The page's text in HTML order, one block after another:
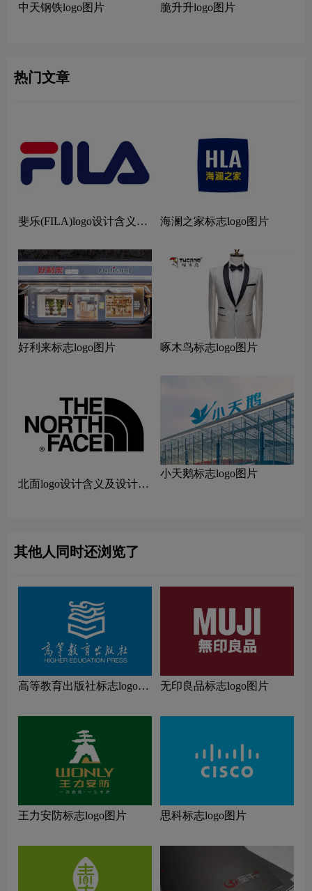
中天钢铁logo图片 脆升升logo图片
热门文章
斐乐(FILA)logo设计含义及
海澜之家标志logo图片
好利来标志logo图片 啄木鸟标志logo图片
北面logo设计含义及设计理
小天鹅标志logo图片
其他人同时还浏览了
高等教育出版社标志logo图
无印良品标志logo图片
王力安防标志logo图片 思科标志logo图片